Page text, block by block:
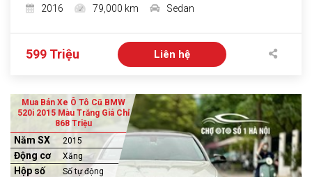
2016
79,000 km Sedan
599 Triệu Liên hệ
Mua Bán Xe Ô Tô Cũ BMW
520i 2015 Màu Trắng Giá Chỉ
868 Triệu
Năm SX 2015
Động cơ Xăng
Hộp số Số tự động